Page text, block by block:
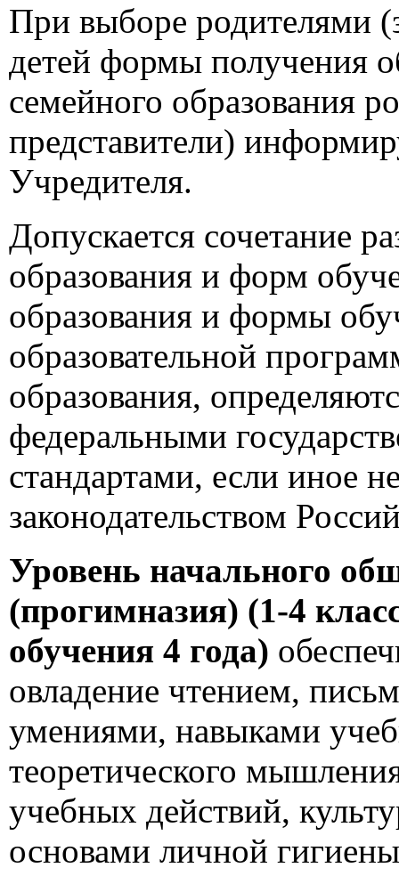
При выборе родителями
детей формы получения
семейного образования
представители)
Учредителя.
Допускается сочетание
образования и форм
образования и формы
образовательной
образования,
федеральными
стандартами, если иное
законодательством
Уровень начального
(прогимназия) (1-4
обучения 4 года)
овладение чтением,
умениями, навыками
теоретического
учебных действий,
основами личной